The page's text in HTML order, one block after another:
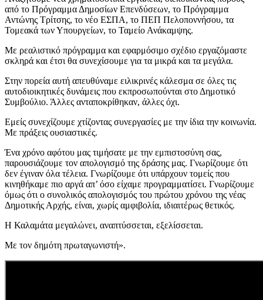
από το Πρόγραμμα Δημοσίων Επενδύσεων, το Πρόγραμμα
Αντώνης Τρίτσης, το νέο ΕΣΠΑ, το ΠΕΠ Πελοποννήσου, τα
Τομεακά των Υπουργείων, το Ταμείο Ανάκαμψης.
Με ρεαλιστικό πρόγραμμα και εφαρμόσιμο σχέδιο εργαζόμαστε
σκληρά και έτσι θα συνεχίσουμε για τα μικρά και τα μεγάλα.
Στην πορεία αυτή απευθύναμε ειλικρινές κάλεσμα σε όλες τις
αυτοδιοικητικές δυνάμεις που εκπροσωπούνται στο Δημοτικό
Συμβούλιο. Άλλες ανταποκρίθηκαν, άλλες όχι.
Εμείς συνεχίζουμε χτίζοντας συνεργασίες με την ίδια την κοινωνία.
Με πράξεις ουσιαστικές.
Ένα χρόνο αφότου μας τιμήσατε με την εμπιστοσύνη σας,
παρουσιάζουμε τον απολογισμό της δράσης μας. Γνωρίζουμε ότι
δεν έγιναν όλα τέλεια. Γνωρίζουμε ότι υπάρχουν τομείς που
κινηθήκαμε πιο αργά απ’ όσο είχαμε προγραμματίσει. Γνωρίζουμε
όμως ότι ο συνολικός απολογισμός του πρώτου χρόνου της νέας
Δημοτικής Αρχής, είναι, χωρίς αμφιβολία, ιδιαιτέρως θετικός.
Η Καλαμάτα μεγαλώνει, αναπτύσσεται, εξελίσσεται.
Με τον δημότη πρωταγωνιστή».